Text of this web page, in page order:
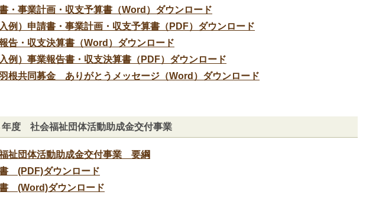
・事業計画・収支予算書（Word）ダウンロード
入例）申請書・事業計画・収支予算書（PDF）ダウンロード
告・収支決算書（Word）ダウンロード
入例）事業報告書・収支決算書（PDF）ダウンロード
根共同募金 ありがとうメッセージ（Word）ダウンロード
年度 社会福祉団体活動助成金交付事業
祉団体活動助成金交付事業 要綱
(PDF)ダウンロード
(Word)ダウンロード